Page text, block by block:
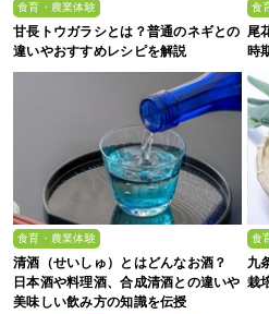
食育・農業体験
甘長トウガラシとは？普通のネギとの
違いやおすすめレシピを解説
食
尾
時
食育・農業体験
清酒（せいしゅ）とはどんなお酒？
日本酒や料理酒、合成清酒との違いや
美味しい飲み方の知識を伝授
食
九
栽